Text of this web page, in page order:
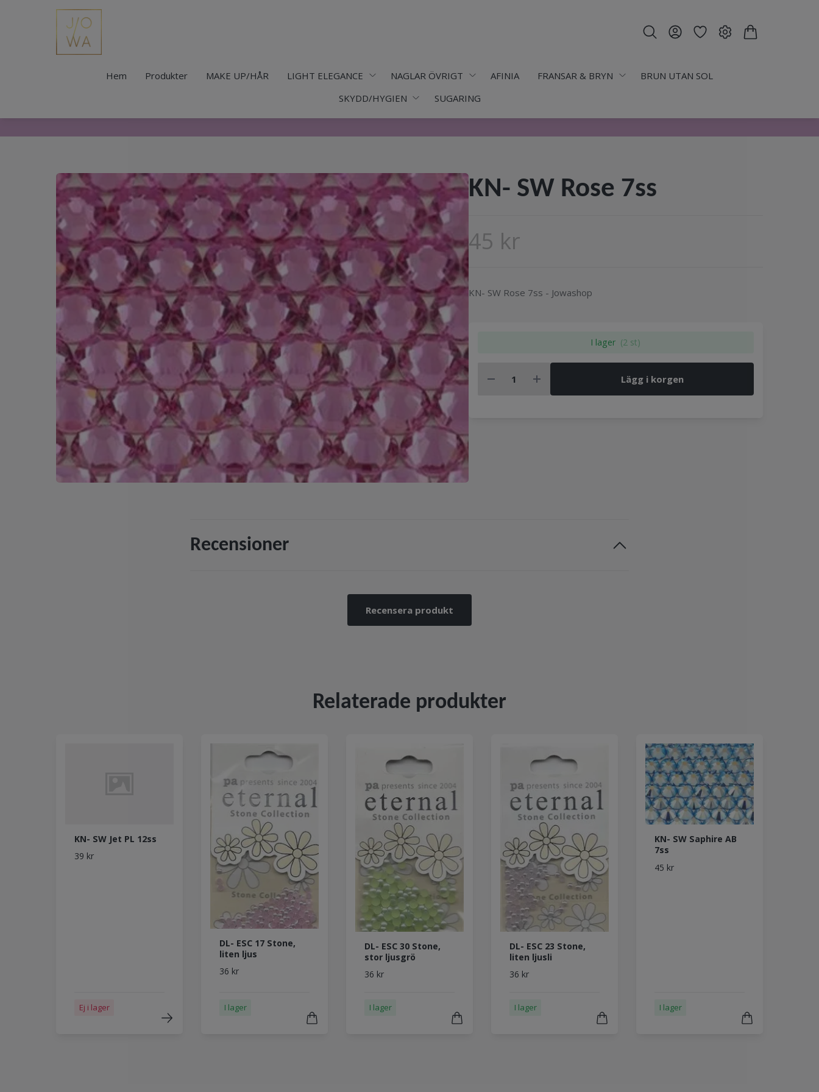
Hem Produkter MAKE UP/HÅR LIGHT ELEGANCE NAGLAR ÖVRIGT AFINIA FRANSAR & BRYN
BRUN UTAN SOL
SKYDD/HYGIEN
SUGARING
KN- SW Rose 7ss
45 kr
KN- SW Rose 7ss - Jowashop
I lager (2 st)
Lägg i korgen
Recensioner
Recensera produkt
Relaterade produkter
KN- SW Jet PL 12ss
39 kr
Ej i lager
DL- ESC 17 Stone,
liten ljus
36 kr
I lager
DL- ESC 30 Stone,
stor ljusgrö
36 kr
I lager
DL- ESC 23 Stone,
liten ljusli
36 kr
I lager
KN- SW Saphire AB
7ss
45 kr
I lager